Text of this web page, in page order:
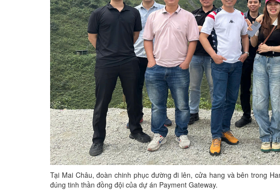
Tại Mai Châu, đoàn chinh phục đường đi lên, cửa hang và bên trong
đúng tinh thần đồng đội của dự án Payment Gateway.